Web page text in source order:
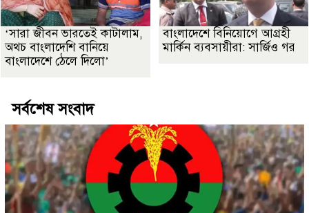
‘সারা জীবন ভারতেই কাটালাম,
অথচ বাংলাদেশি বানিয়ে
বাংলাদেশে ঠেলে দিলো’
বাংলাদেশে বিনিয়োগে আগ্রহী
মার্কিন ব্যবসায়ীরা: সার্জিও গর
সর্বশেষ সংবাদ